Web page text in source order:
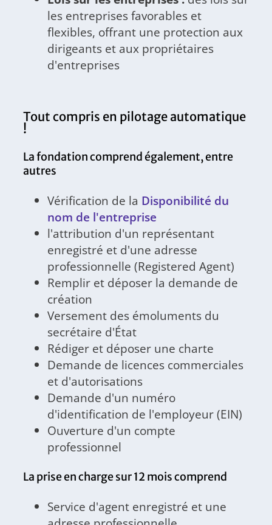
les entreprises favorables et
flexibles, offrant une protection aux
dirigeants et aux propriétaires
d'entreprises
Tout compris en pilotage automatique
!
La fondation comprend également, entre
autres
Vérification de la Disponibilité du
nom de l'entreprise
l'attribution d'un représentant
enregistré et d'une adresse
professionnelle (Registered Agent)
Remplir et déposer la demande de
création
Versement des émoluments du
secrétaire d'État
Rédiger et déposer une charte
Demande de licences commerciales
et d'autorisations
Demande d'un numéro
d'identification de l'employeur (EIN)
Ouverture d'un compte
professionnel
La prise en charge sur 12 mois comprend
Service d'agent enregistré et une